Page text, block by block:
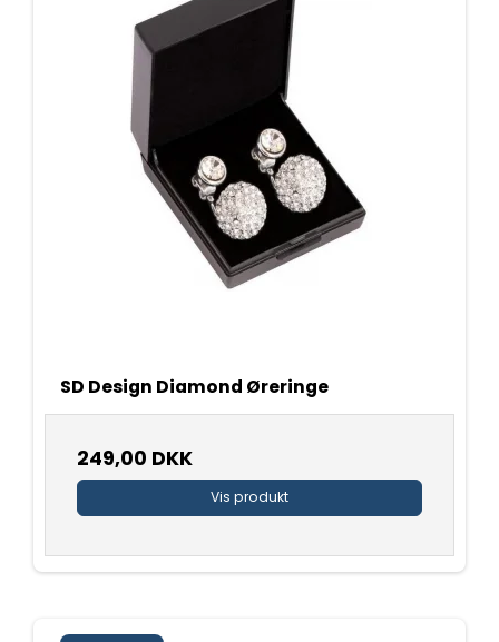
SD Design Diamond Øreringe
249,00 DKK
Vis produkt